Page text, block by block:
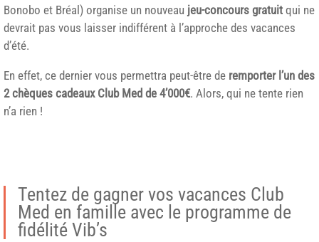
Bonobo et Bréal) organise un nouveau jeu-concours gratuit qui ne
devrait pas vous laisser indifférent à l’approche des vacances
d’été.
En effet, ce dernier vous permettra peut-être de remporter l’un des
2 chèques cadeaux Club Med de 4’000€. Alors, qui ne tente rien
n’a rien !
Tentez de gagner vos vacances Club
Med en famille avec le programme de
fidélité Vib’s